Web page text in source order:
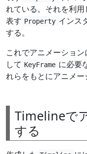
れている。それを利
表す Property インス
する。
これでアニメーション
して KeyFrame に必要
れらをもとにアニメー
Timelineで
する